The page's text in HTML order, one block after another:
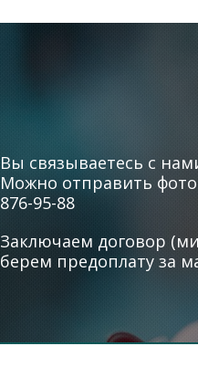
Вы связываетесь с
Можно отправить фото
876-95-88
Заключаем договор
берем предоплату за